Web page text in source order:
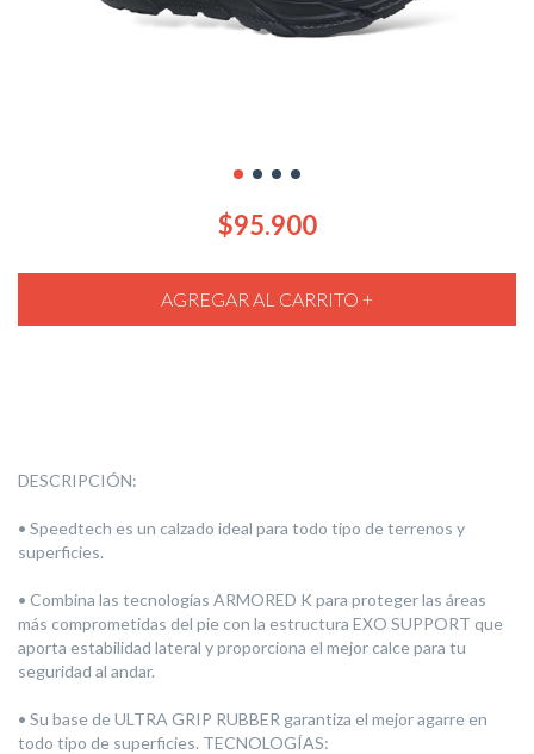
$95.900
DESCRIPCIÓN:
• Speedtech es un calzado ideal para todo tipo de terrenos y
superficies.
• Combina las tecnologías ARMORED K para proteger las áreas
más comprometidas del pie con la estructura EXO SUPPORT que
aporta estabilidad lateral y proporciona el mejor calce para tu
seguridad al andar.
• Su base de ULTRA GRIP RUBBER garantiza el mejor agarre en
todo tipo de superficies. TECNOLOGÍAS: